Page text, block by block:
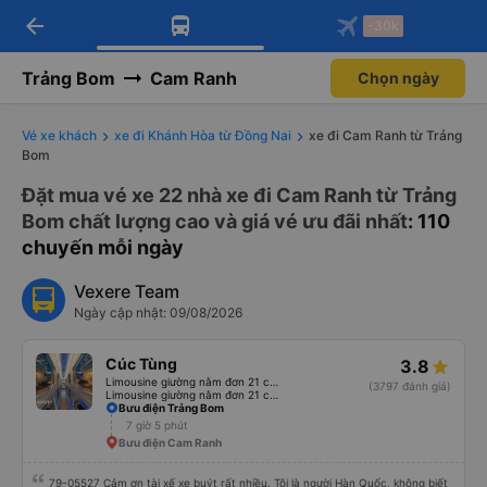
Tải app Vexere ngay!
Nhận ưu đãi thành viên độc
Mở app
Tải app Vexere
-30k/ghế khi đặt vé máy bay qua
Mở app
arrow_back -30k
Trảng Bom Cam Ranh Chọn ngày
Vé xe khách xe đi Khánh Hòa từ Đồng Nai
xe đi Cam Ranh từ Trảng
Bom
Đặt mua vé xe 22 nhà xe đi Cam Ranh từ Trảng
Bom chất lượng cao và giá vé ưu đãi nhất: 110
chuyến mỗi ngày
Vexere Team
Ngày cập nhật: 09/08/2026
Cúc Tùng 3.8
(3797 đánh giá)
Bưu điện Trảng Bom
7 giờ 5 phút
Bưu điện Cam Ranh
79-05527 Cảm ơn tài xế xe buýt rất nhiều. Tôi là người Hàn Quốc, không biết